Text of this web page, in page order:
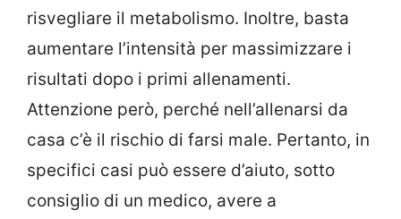
risvegliare il metabolismo. Inoltre, basta
aumentare l’intensità per massimizzare i
risultati dopo i primi allenamenti.
Attenzione però, perché nell’allenarsi da
casa c’è il rischio di farsi male. Pertanto, in
specifici casi può essere d’aiuto, sotto
consiglio di un medico, avere a